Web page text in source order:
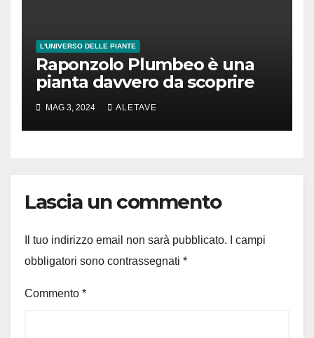
L'UNIVERSO DELLE PIANTE
Raponzolo Plumbeo è una
pianta davvero da scoprire
MAG 3, 2024 ALETAVE
Lascia un commento
Il tuo indirizzo email non sarà pubblicato.
I campi
obbligatori sono contrassegnati *
Commento *